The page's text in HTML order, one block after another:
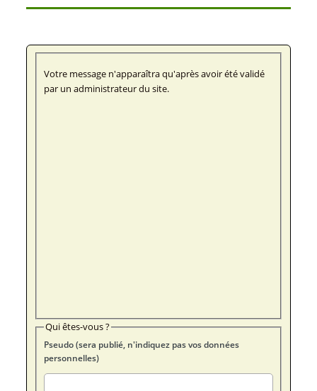
Votre message n'apparaîtra qu'après avoir été validé
par un administrateur du site.
Qui êtes-vous ?
Pseudo (sera publié, n'indiquez pas vos données
personnelles)